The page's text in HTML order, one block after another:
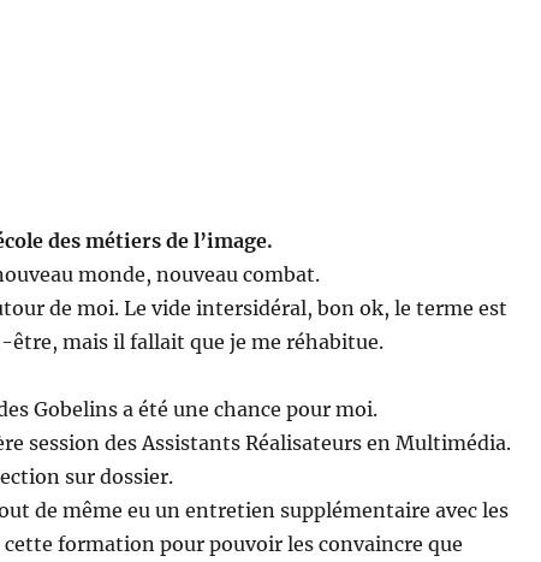
des métiers de l’image.
monde, nouveau combat.
de moi. Le vide intersidéral, bon ok, le terme est
être, mais il fallait que je me réhabitue.
Gobelins a été une chance pour moi.
session des Assistants Réalisateurs en Multimédia.
sur dossier.
de même eu un entretien supplémentaire avec les
cette formation pour pouvoir les convaincre que